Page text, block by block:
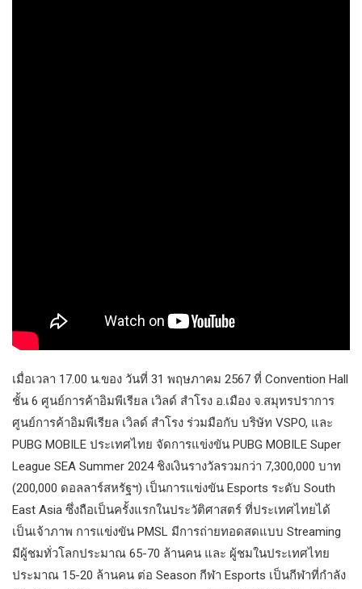
เมื่อเวลา 17.00 น.ของ วันที่ 31 พฤษภาคม 2567 ที่ Convention Hall
ชั้น 6 ศูนย์การค้าอิมพีเรียล เวิลด์ สำโรง อ.เมือง จ.สมุทรปราการ
ศูนย์การค้าอิมพีเรียล เวิลด์ สำโรง ร่วมมือกับ บริษัท VSPO, และ
PUBG MOBILE ประเทศไทย จัดการแข่งขัน PUBG MOBILE Super
League SEA Summer 2024 ชิงเงินรางวัลรวมกว่า 7,300,000 บาท
(200,000 ดอลลาร์สหรัฐฯ) เป็นการแข่งขัน Esports ระดับ South
East Asia ซึ่งถือเป็นครั้งแรกในประวัติศาสตร์ ที่ประเทศไทยได้
เป็นเจ้าภาพ การแข่งขัน PMSL มีการถ่ายทอดสดแบบ Streaming
มีผู้ชมทั่วโลกประมาณ 65-70 ล้านคน และ ผู้ชมในประเทศไทย
ประมาณ 15-20 ล้านคน ต่อ Season กีฬา Esports เป็นกีฬาที่กำลัง